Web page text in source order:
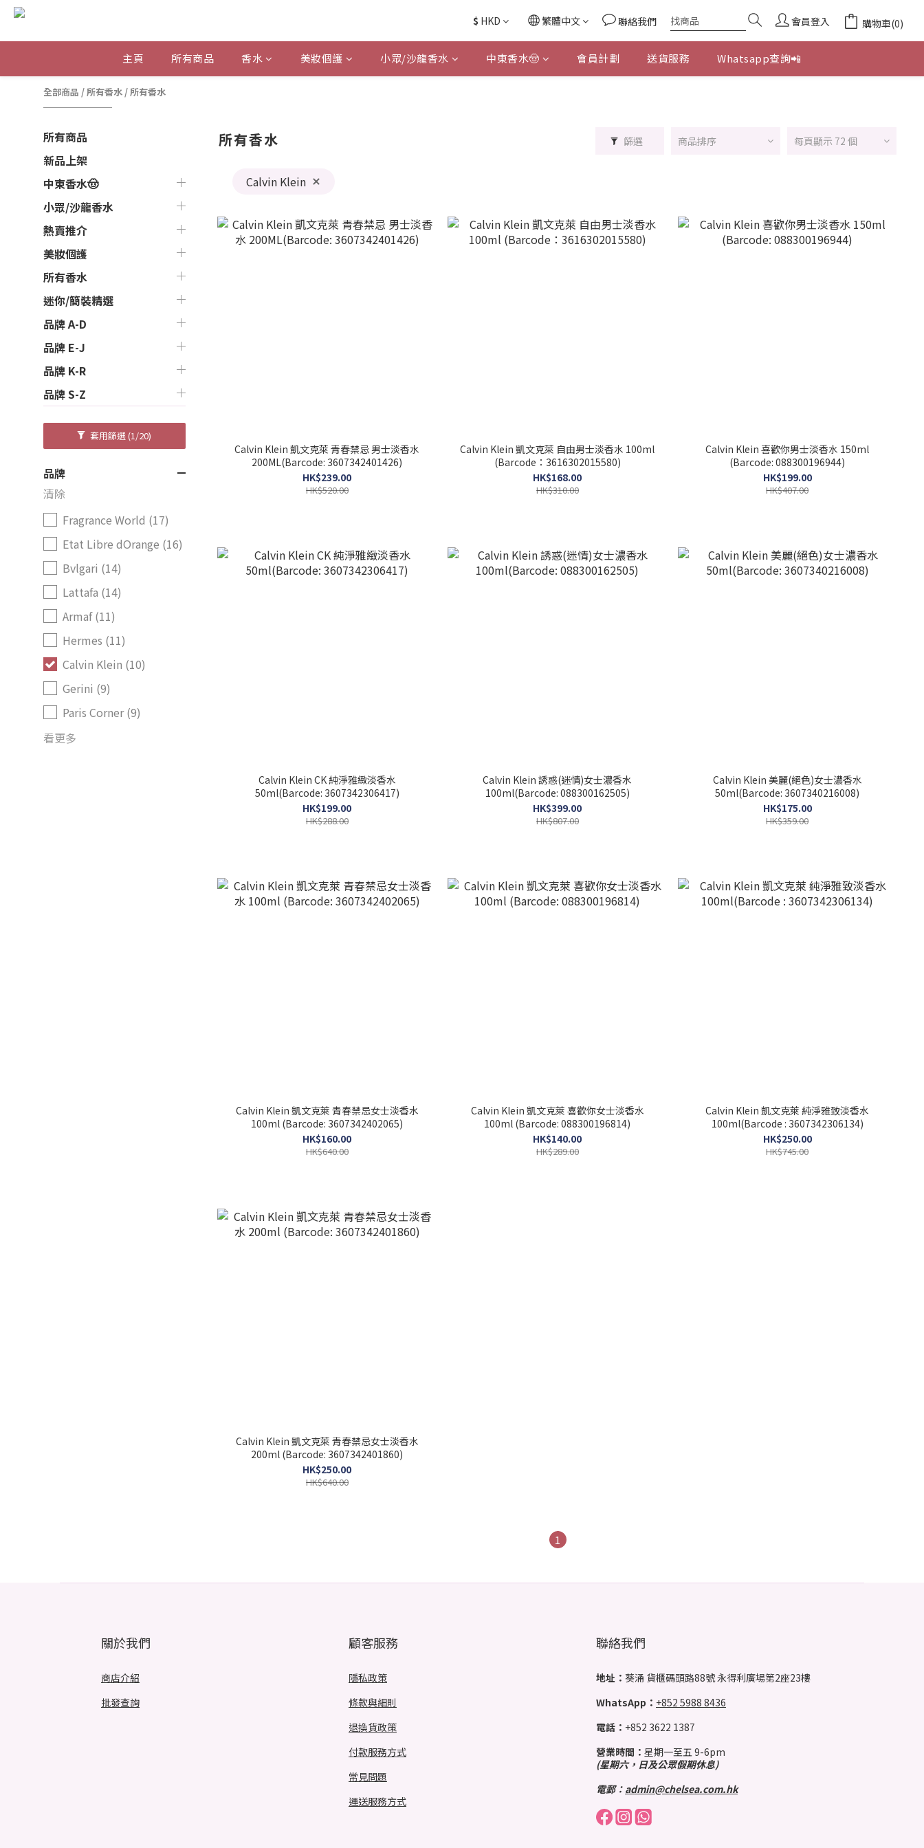
$ HKD 繁體中文 聯絡我們 會員登入 購物車(0)
主頁 所有商品 香水 美妝個護 小眾/沙龍香水 中東香水🤠 會員計劃 送貨服務 Whatsapp查詢📲
全部商品 /所有香水 /所有香水
所有商品
新品上架
中東香水🤠
小眾/沙龍香水
熱賣推介
美妝個護
所有香水
迷你/簡裝精選
品牌 A-D
品牌 E-J
品牌 K-R
品牌 S-Z
套用篩選(1/20)
品牌
清除
Fragrance World (17)
Etat Libre dOrange (16)
Bvlgari (14)
Lattafa (14)
Armaf (11)
Hermes (11)
Calvin Klein (10)
Gerini (9)
Paris Corner (9)
看更多
所有香水 篩選 商品排序 每頁顯示 72 個
Calvin Klein
Calvin Klein 凱文克萊 青春禁忌 男士淡香水
200ML(Barcode: 3607342401426)
HK$239.00
HK$520.00
Calvin Klein 凱文克萊 自由男士淡香水 100ml
(Barcode：3616302015580)
HK$168.00
HK$310.00
Calvin Klein 喜歡你男士淡香水 150ml
(Barcode: 088300196944)
HK$199.00
HK$407.00
Calvin Klein CK 純淨雅緻淡香水
50ml(Barcode: 3607342306417)
HK$199.00
HK$288.00
Calvin Klein 誘惑(迷情)女士濃香水
100ml(Barcode: 088300162505)
HK$399.00
HK$807.00
Calvin Klein 美麗(絕色)女士濃香水
50ml(Barcode: 3607340216008)
HK$175.00
HK$359.00
Calvin Klein 凱文克萊 青春禁忌女士淡香水
100ml (Barcode: 3607342402065)
HK$160.00
HK$640.00
Calvin Klein 凱文克萊 喜歡你女士淡香水
100ml (Barcode: 088300196814)
HK$140.00
HK$289.00
Calvin Klein 凱文克萊 純淨雅致淡香水
100ml(Barcode : 3607342306134)
HK$250.00
HK$745.00
Calvin Klein 凱文克萊 青春禁忌女士淡香水
200ml (Barcode: 3607342401860)
HK$250.00
HK$640.00
1
關於我們
商店介紹
批發查詢
顧客服務
隱私政策
條款與細則
退換貨政策
付款服務方式
常見問題
運送服務方式
聯絡我們
地址： 葵涌 貨櫃碼頭路88號 永得利廣場第2座23樓
WhatsApp： +852 5988 8436
電話： +852 3622 1387
營業時間： 星期一至五 9-6pm
(星期六，日及公眾假期休息)
電郵： admin@chelsea.com.hk